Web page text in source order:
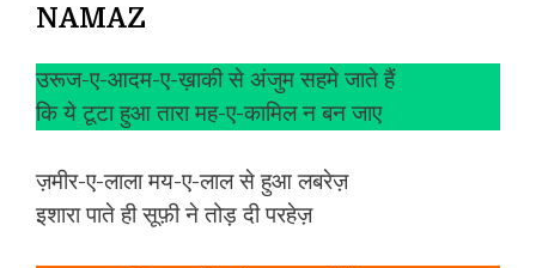
NAMAZ
उरूज-ए-आदम-ए-ख़ाकी से अंजुम सहमे जाते हैं
कि ये टूटा हुआ तारा मह-ए-कामिल न बन जाए
ज़मीर-ए-लाला मय-ए-लाल से हुआ लबरेज़
इशारा पाते ही सूफ़ी ने तोड़ दी परहेज़